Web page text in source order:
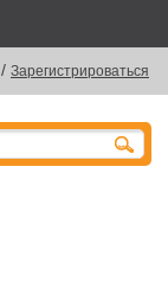
/ Зарегистрироваться